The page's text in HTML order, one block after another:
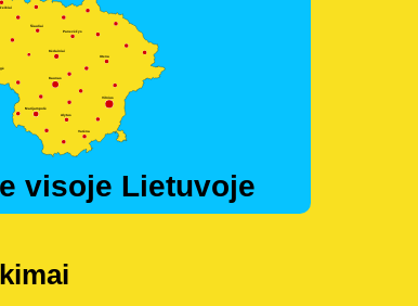
visoje Lietuvoje